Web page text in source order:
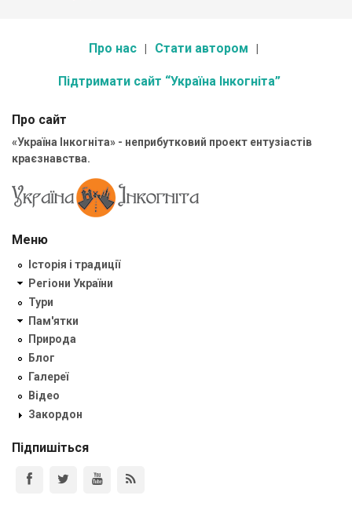
Про нас Стати автором
Підтримати сайт “Україна Інкогніта”
Про сайт
«Україна Інкогніта» - неприбутковий проект ентузіастів
краєзнавства.
Меню
Історія і традиції
Регіони України
Тури
Пам'ятки
Природа
Блог
Галереї
Відео
Закордон
Підпишіться